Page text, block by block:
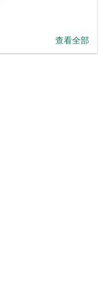
查看全部